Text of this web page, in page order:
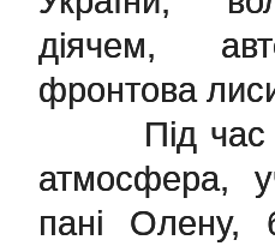
діячем,
фронтова
Під час
атмосфера,
пані Олену,